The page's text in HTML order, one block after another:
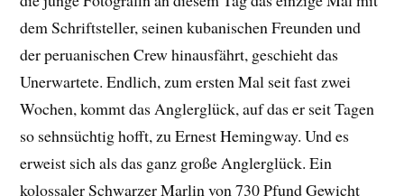
dem Schriftsteller, seinen kubanischen Freunden und
der peruanischen Crew hinausfährt, geschieht das
Unerwartete. Endlich, zum ersten Mal seit fast zwei
Wochen, kommt das Anglerglück, auf das er seit Tagen
so sehnsüchtig hofft, zu Ernest Hemingway. Und es
erweist sich als das ganz große Anglerglück. Ein
kolossaler Schwarzer Marlin von 730 Pfund Gewicht